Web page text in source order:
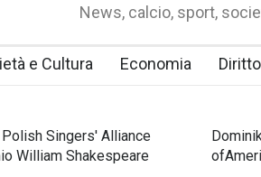
News, calcio, sport,
e Cultura Economia Diritto
Polish Singers' Alliance
William Shakespeare